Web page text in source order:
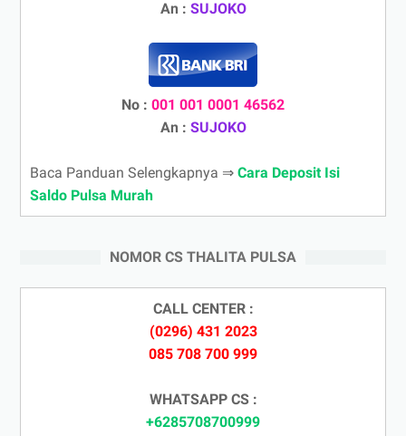
An : SUJOKO
No : 001 001 0001 46562
An : SUJOKO
Baca Panduan Selengkapnya ⇒ Cara Deposit Isi
Saldo Pulsa Murah
NOMOR CS THALITA PULSA
CALL CENTER :
(0296) 431 2023
085 708 700 999
WHATSAPP CS :
+6285708700999